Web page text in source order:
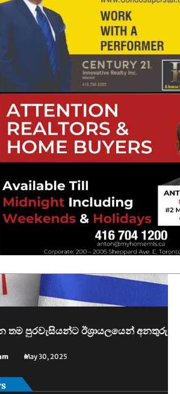
info@
Us What You Think
තම පුරවැසියන්ට ඊශ්‍රායලයෙන් අනතුරු
May 30, 2025